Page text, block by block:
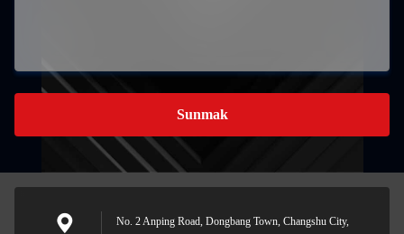
Sunmak
No. 2 Anping Road, Dongbang Town, Changshu City,